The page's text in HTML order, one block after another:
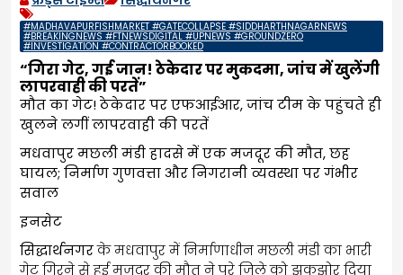
#MADHAVAPURFISHMARKET #GATECOLLAPSE #SIDDHARTHNAGARNEWS
#BREAKINGNEWS #FTNEWSDIGITAL #UPNEWS #GROUNDZERO
#INVESTIGATION #CONTRACTORBOOKED
“गिरा गेट, गई जान! ठेकेदार पर मुकदमा, जांच में खुलेंगी
लापरवाही की परतें”
मौत का गेट! ठेकेदार पर एफआईआर, जांच टीम के पहुंचते ही
खुलने लगीं लापरवाही की परतें
मधवापुर मछली मंडी हादसे में एक मजदूर की मौत, छह
घायल; निर्माण गुणवत्ता और निगरानी व्यवस्था पर गंभीर
सवाल
इनसेट
सिद्धार्थनगरके मधवापुर में निर्माणाधीन मछली मंडी का भारी
गेट गिरने से हुई मजदूर की मौत ने पूरे जिले को झकझोर दिया